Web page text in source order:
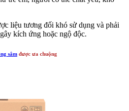
liệu tương đối khó sử dụng và phải
kích ứng hoặc ngộ độc.
sâm được ưa chuộng